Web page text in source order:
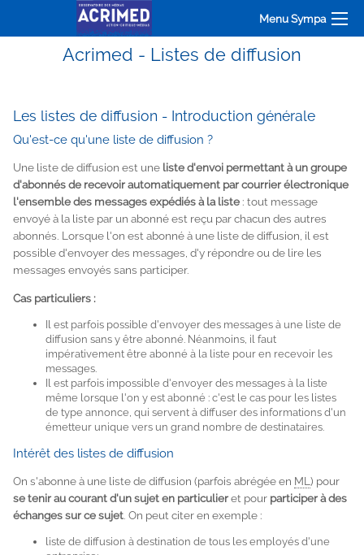
Menu Sympa
Acrimed - Listes de diffusion
Les listes de diffusion - Introduction générale
Qu'est-ce qu'une liste de diffusion ?
Une liste de diffusion est une liste d'envoi permettant à un groupe
d'abonnés de recevoir automatiquement par courrier électronique
l'ensemble des messages expédiés à la liste : tout message
envoyé à la liste par un abonné est reçu par chacun des autres
abonnés. Lorsque l'on est abonné à une liste de diffusion, il est
possible d'envoyer des messages, d'y répondre ou de lire les
messages envoyés sans participer.
Cas particuliers :
Il est parfois possible d'envoyer des messages à une liste de
diffusion sans y être abonné. Néanmoins, il faut
impérativement être abonné à la liste pour en recevoir les
messages.
Il est parfois impossible d'envoyer des messages à la liste
même lorsque l'on y est abonné : c'est le cas pour les listes
de type annonce, qui servent à diffuser des informations d'un
émetteur unique vers un grand nombre de destinataires.
Intérêt des listes de diffusion
On s'abonne à une liste de diffusion (parfois abrégée en ML ) pour
se tenir au courant d'un sujet en particulieret pour participer à des
échanges sur ce sujet . On peut citer en exemple :
liste de diffusion à destination de tous les employés d'une